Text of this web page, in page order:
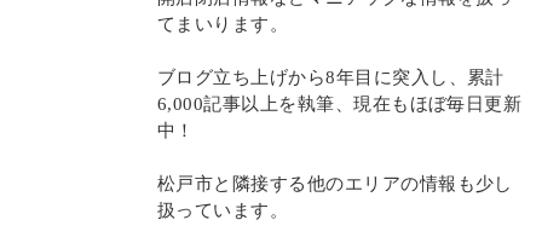
てまいります。
ブログ立ち上げから8年目に突入し、累計
6,000記事以上を執筆、現在もほぼ毎日更新
中！
松戸市と隣接する他のエリアの情報も少し
扱っています。